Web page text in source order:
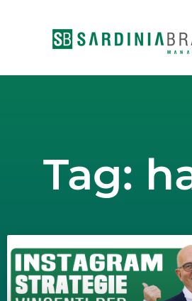
Tag: